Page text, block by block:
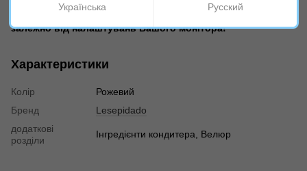
Колір замовленого виробу може відрізнятися від фото
залежно від налаштувань Вашого монітора!
Характеристики
Колір
Рожевий
Бренд
Lesepidado
додаткові
розділи
Інгредієнти кондитера, Велюр
Українська Русский